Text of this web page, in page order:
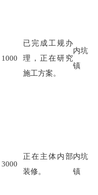
1000
已完成工规办
理，正在研究
施工方案。
内坑
镇
3000
正在主体内部
装修。
内坑
镇